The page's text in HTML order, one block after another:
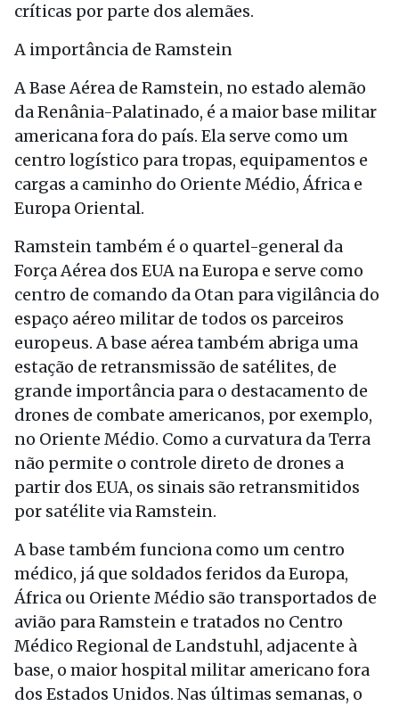
críticas por parte dos alemães.
A importância de Ramstein
A Base Aérea de Ramstein, no estado alemão
da Renânia-Palatinado, é a maior base militar
americana fora do país. Ela serve como um
centro logístico para tropas, equipamentos e
cargas a caminho do Oriente Médio, África e
Europa Oriental.
Ramstein também é o quartel-general da
Força Aérea dos EUA na Europa e serve como
centro de comando da Otan para vigilância do
espaço aéreo militar de todos os parceiros
europeus. A base aérea também abriga uma
estação de retransmissão de satélites, de
grande importância para o destacamento de
drones de combate americanos, por exemplo,
no Oriente Médio. Como a curvatura da Terra
não permite o controle direto de drones a
partir dos EUA, os sinais são retransmitidos
por satélite via Ramstein.
A base também funciona como um centro
médico, já que soldados feridos da Europa,
África ou Oriente Médio são transportados de
avião para Ramstein e tratados no Centro
Médico Regional de Landstuhl, adjacente à
base, o maior hospital militar americano fora
dos Estados Unidos. Nas últimas semanas, o